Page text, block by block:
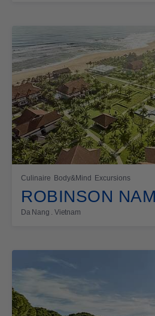
Culinaire Body&Mind Excursions
ROBINSON
Da Nang . Vietnam